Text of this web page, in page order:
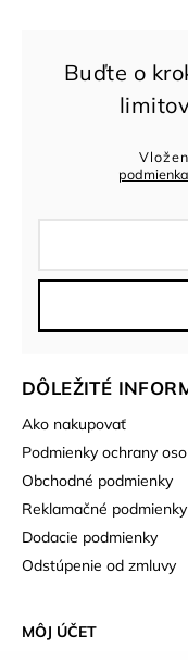
DÔLEŽITÉ
Ako nakupovať
Podmienky ochrany
Obchodné podmienky
Reklamačné podmienky
Dodacie podmienky
Odstúpenie od zmluvy
MÔJ ÚČET